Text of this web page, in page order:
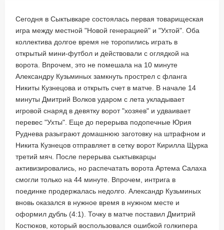
Сегодня в Сыктывкаре состоялась первая товарищеская
игра между местной "Новой генерацией" и "Ухтой". Оба
коллектива долгое время не торопились играть в
открытый мини-футбол и действовали с оглядкой на
ворота. Впрочем, это не помешала на 10 минуте
Александру Кузьминых замкнуть прострел с фланга
Никиты Кузнецова и открыть счет в матче. В начале 14
минуты Дмитрий Волков ударом с лета укладывает
игровой снаряд в девятку ворот "хозяев" и удваивает
перевес "Ухты". Еще до перерыва подопечные Юрия
Руднева разыграют домашнюю заготовку на штрафном и
Никита Кузнецов отправляет в сетку ворот Кирилла Щурка
третий мяч. После перерыва сыктывкарцы
активизировались, но распечатать ворота Артема Салаха
смогли только на 44 минуте. Впрочем, интрига в
поединке продержалась недолго. Александр Кузьминых
вновь оказался в нужное время в нужном месте и
оформил дубль (4:1). Точку в матче поставил Дмитрий
Костюков, который воспользовался ошибкой голкипера